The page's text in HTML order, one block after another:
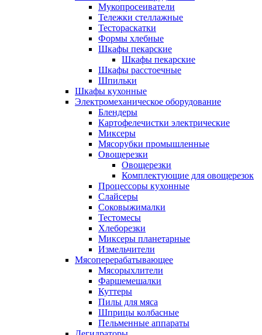
Мукопросеиватели
Тележки стеллажные
Тестораскатки
Формы хлебные
Шкафы пекарские
Шкафы пекарские
Шкафы расстоечные
Шпильки
Шкафы кухонные
Электромеханическое оборудование
Блендеры
Картофелечистки электрические
Миксеры
Мясорубки промышленные
Овощерезки
Овощерезки
Комплектующие для овощерезок
Процессоры кухонные
Слайсеры
Соковыжималки
Тестомесы
Хлеборезки
Миксеры планетарные
Измельчители
Мясоперерабатывающее
Мясорыхлители
Фаршемешалки
Куттеры
Пилы для мяса
Шприцы колбасные
Пельменные аппараты